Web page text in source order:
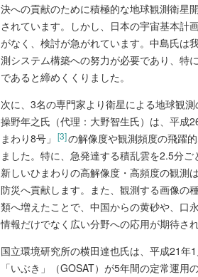
決への貢献のために積極的な地球観測衛星
されています。しかし、日本の宇宙基本計
がなく、検討が急がれています。中島氏は
測システム構築への努力が必要であり、特
であると締めくくりました。
次に、3名の専門家より衛星による地球観
操野年之氏（代理：大野智生氏）は、平成
まわり8号」 [3]の解像度や観測頻度の飛躍
ました。特に、急発達する積乱雲を2.5分
新しいひまわりの高解像度・高頻度の観測
防災へ貢献します。また、観測する画像の
類へ増えたことで、中国からの黄砂や、口
情報だけでなく広い分野への応用が期待さ
国立環境研究所の横田達也氏は、平成21
「いぶき」（GOSAT）が5年間の定常運